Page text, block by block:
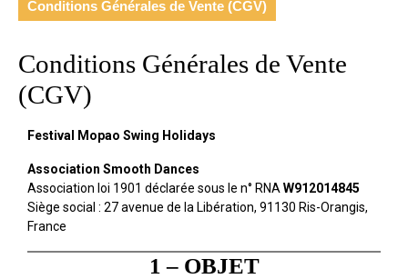
Conditions Générales de Vente (CGV)
Conditions Générales de Vente
(CGV)
Festival Mopao Swing Holidays
Association Smooth Dances
Association loi 1901 déclarée sous le n° RNA W912014845
Siège social : 27 avenue de la Libération, 91130 Ris-Orangis,
France
1 – OBJET